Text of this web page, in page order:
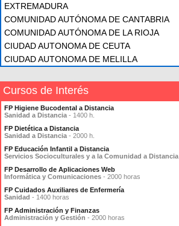
EXTREMADURA
COMUNIDAD AUTÓNOMA DE CANTABRIA
COMUNIDAD AUTÓNOMA DE LA RIOJA
CIUDAD AUTONOMA DE CEUTA
CIUDAD AUTONOMA DE MELILLA
Cursos de Interés
FP Higiene Bucodental a Distancia
Sanidad a Distancia - 1400 h.
FP Dietética a Distancia
Sanidad a Distancia - 2000 h.
FP Educación Infantil a Distancia
Servicios Socioculturales y a la Comunidad a Distancia
FP Desarrollo de Aplicaciones Web
Informática y Comunicaciones - 2000 horas
FP Cuidados Auxiliares de Enfermería
Sanidad - 1400 horas
FP Administración y Finanzas
Administración y Gestión - 2000 horas